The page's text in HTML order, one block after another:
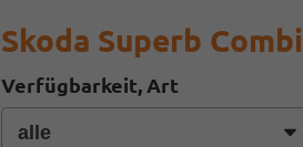
Skoda Superb Combi
Verfügbarkeit, Art